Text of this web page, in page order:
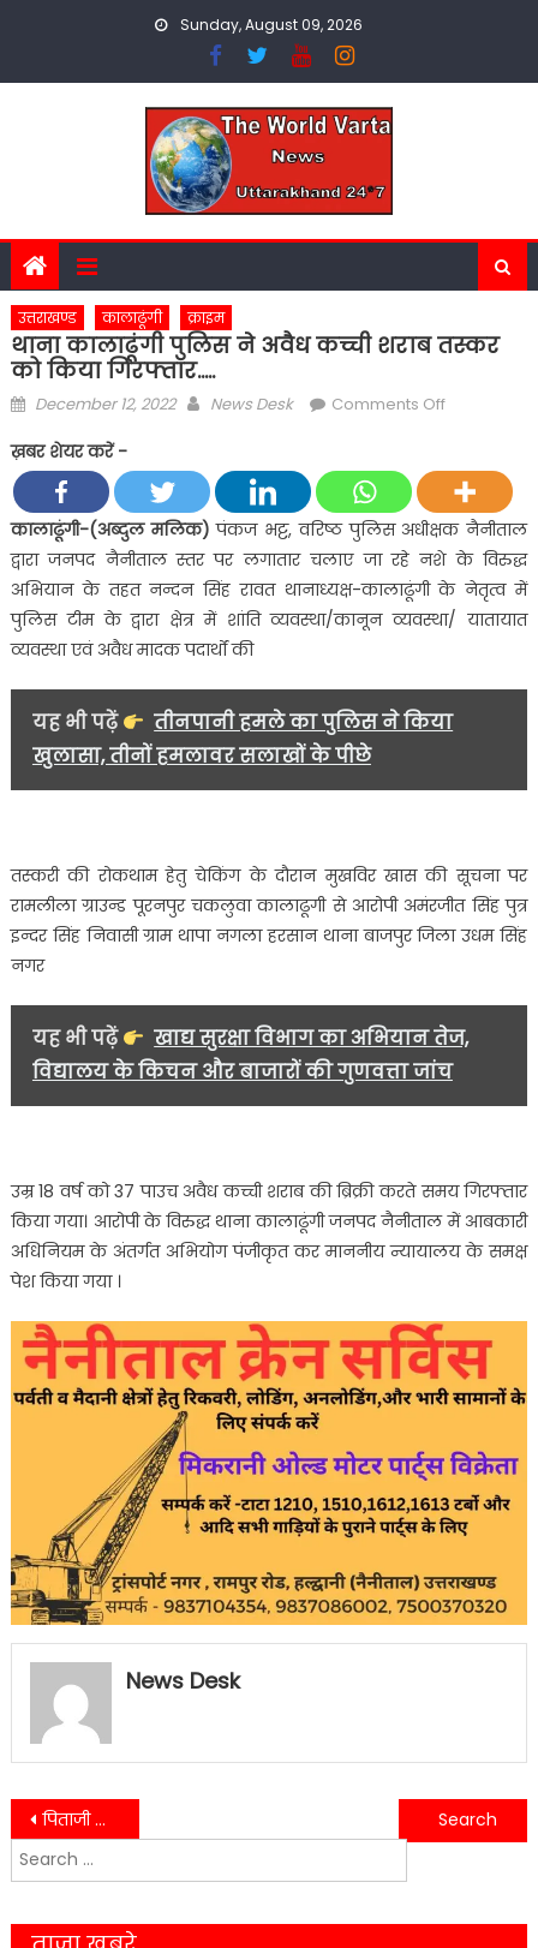
Sunday, August 09, 2026
उत्तराखण्ड कालाढूंगी क्राइम
थाना कालाढूंगी पुलिस ने अवैध कच्ची शराब तस्कर
को किया गिरफ्तार…..
Posted
December 12, 2022 Author
News Desk Comments Offon
पुलिस
ने
अवैध
कच्ची
शराब
तस्कर
ख़बर शेयर करें -
कालाढूंगी-(अब्दुल मलिक) पंकज भट्ट, वरिष्ठ पुलिस अधीक्षक नैनीताल
द्वारा जनपद नैनीताल स्तर पर लगातार चलाए जा रहे नशे के विरुद्ध
अभियान के तहत नन्दन सिंह रावत थानाध्यक्ष-कालाढूंगी के नेतृत्व में
पुलिस टीम के द्वारा क्षेत्र में शांति व्यवस्था/कानून व्यवस्था/ यातायात
व्यवस्था एवं अवैध मादक पदार्थों की
यह भी पढ़ें
तीनपानी हमले का पुलिस ने किया
खुलासा, तीनों हमलावर सलाखों के पीछे
तस्करी की रोकथाम हेतु चेकिंग के दौरान मुखविर खास की सूचना पर
रामलीला ग्राउन्ड पूरनपुर चकलुवा कालाढूगी से आरोपी अमंरजीत सिंह पुत्र
इन्दर सिंह निवासी ग्राम थापा नगला हरसान थाना बाजपुर जिला उधम सिंह
नगर
यह भी पढ़ें
खाद्य सुरक्षा विभाग का अभियान तेज,
विद्यालय के किचन और बाजारों की गुणवत्ता जांच
उम्र 18 वर्ष को 37 पाउच अवैध कच्ची शराब की ब्रिक्री करते समय गिरफ्तार
किया गया। आरोपी के विरुद्ध थाना कालाढूंगी जनपद नैनीताल में आबकारी
अधिनियम के अंतर्गत अभियोग पंजीकृत कर माननीय न्यायालय के समक्ष
पेश किया गया ।
News Desk
Post
navigation
पिताजी की पुण्यतिथि पर कालाढूंगी में आयोजित किया नेत्र जांच और उपचार शिविर…..
कॉमिक किरदारों के अनूठे मेले कोमीक कोन का किया गया शैक्षणिक भ्रमण….
Search
for: